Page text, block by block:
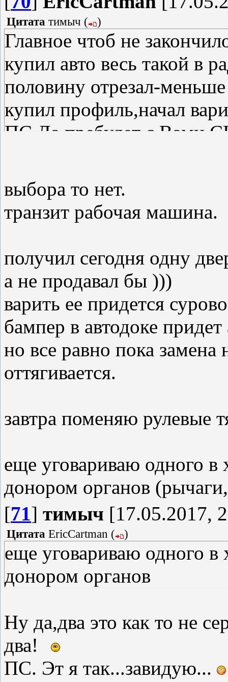
Цитата тимыч ( )
Главное чтоб не
купил авто весь такой в
половину отрезал-
купил профиль,начал
ПС.Да пребудет с Вами
Удачного восстановления!
выбора то нет.
транзит рабочая машина.
получил сегодня одну
а не продавал бы )))
варить ее придется
бампер в автодоке
но все равно пока замена
оттягивается.
завтра поменяю рулевые
еще уговариваю одного в
донором органов
[71] тимыч [17.05.2017,
Цитата EricCartman ( )
еще уговариваю одного в
донором органов
Ну да,два это как то не
два!
ПС. Эт я так...завидую...